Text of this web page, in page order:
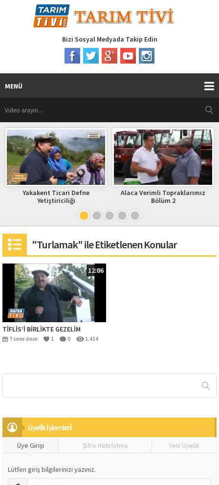
Bizi Sosyal Medyada Takip Edin
MENÜ
Ticari Defne
Alaca Verimli Topraklarımız
O VARSA
"Turlamak" ile Etiketlenen Konular
12:06
TİFLİS’İ BİRLİKTE GEZELİM
7 sene önce 1 0 1.414
Üyeli̇k İşlemleri̇
Üye Girişi Şifre Hatırlatma Yeni Üyelik
Lütfen giriş bilgilerinizi yazınız.